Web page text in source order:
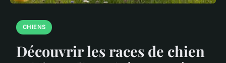
CHIENS
Découvrir les races de chien